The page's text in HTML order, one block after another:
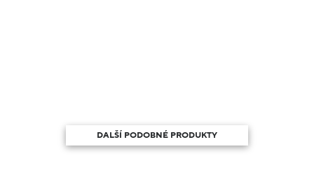
DALŠÍ PODOBNÉ PRODUKTY